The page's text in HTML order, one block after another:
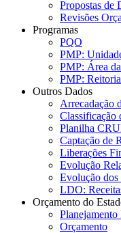
Propostas de
Revisões
Programas
PQO
PMP:
PMP: Área
PMP: Reitoria
Outros Dados
Arrecadação
Classificação
Planilha
Captação de
Liberações
Evolução
Evolução dos
LDO:
Orçamento do
Orçamento